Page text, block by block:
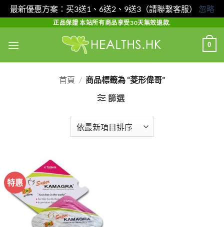
最新優惠方案：买3送1、6送2、9送3（請聯繫客服） 忽略
content
正品保證 本站所有商品享受30天無效退款.
0
首頁 / 商品標籤為 “菱形偉哥”
篩選
特惠